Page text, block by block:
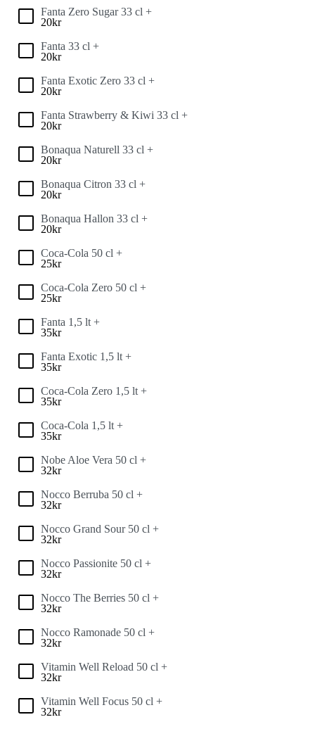
Fanta Zero Sugar 33 cl +
20kr
Fanta 33 cl +
20kr
Fanta Exotic Zero 33 cl +
20kr
Fanta Strawberry & Kiwi 33 cl +
20kr
Bonaqua Naturell 33 cl +
20kr
Bonaqua Citron 33 cl +
20kr
Bonaqua Hallon 33 cl +
20kr
Coca-Cola 50 cl +
25kr
Coca-Cola Zero 50 cl +
25kr
Fanta 1,5 lt +
35kr
Fanta Exotic 1,5 lt +
35kr
Coca-Cola Zero 1,5 lt +
35kr
Coca-Cola 1,5 lt +
35kr
Nobe Aloe Vera 50 cl +
32kr
Nocco Berruba 50 cl +
32kr
Nocco Grand Sour 50 cl +
32kr
Nocco Passionite 50 cl +
32kr
Nocco The Berries 50 cl +
32kr
Nocco Ramonade 50 cl +
32kr
Vitamin Well Reload 50 cl +
32kr
Vitamin Well Focus 50 cl +
32kr